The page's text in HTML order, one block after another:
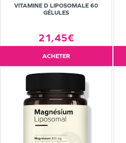
VITAMINE D LIPOSOMALE 60
GÉLULES
21,45€
ACHETER